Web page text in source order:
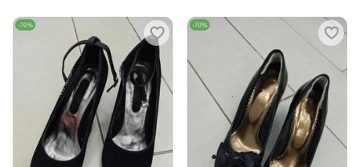
-70% -70%